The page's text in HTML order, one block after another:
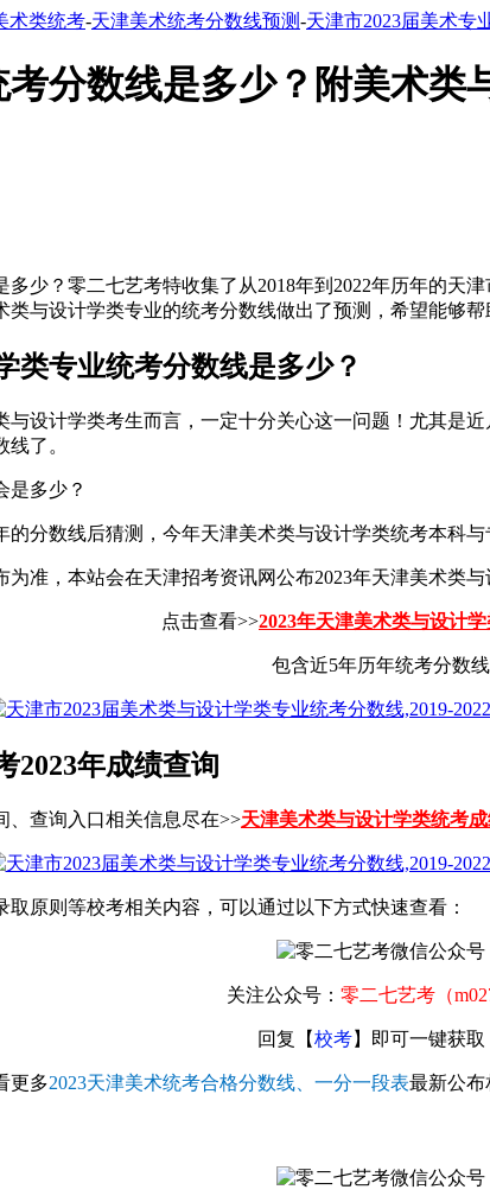
术类统考-天津美术统考分数线预测-天津市2023届美术专
分数线是多少？附美术类
少？零二七艺考特收集了从2018年到2022年历年的
与设计学类专业的统考分数线做出了预测，希望能够帮
类专业统考分数线是多少？
与设计学类考生而言，一定十分关心这一问题！尤其是
了。
是多少？
分数线后猜测，今年天津美术类与设计学类统考本科与
准，本站会在天津招考资讯网公布2023年天津美术类
点击查看>>2023年天津美术类与设计
包含近5年历年统考分数线
2023年成绩查询
、查询入口相关信息尽在>>天津美术类与设计学类统考
原则等校考相关内容，可以通过以下方式快速查看：
关注公众号： 零二七艺考（
回复【校考】即可一键获取
更多2023天津美术统考合格分数线、一分一段表最新公布